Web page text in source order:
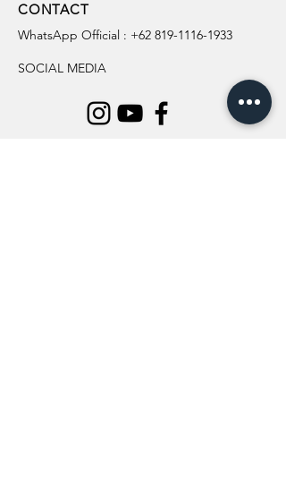
CONTACT
WhatsApp Official : +62 819-1116-1933
SOCIAL MEDIA